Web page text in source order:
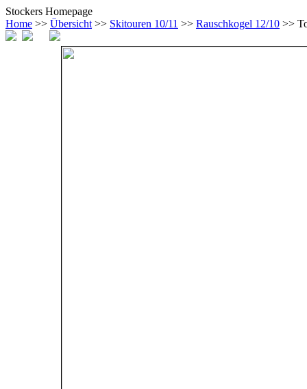
Stockers Homepage
Home >> Übersicht >> Skitouren 10/11 >> Rauschkogel 12/10 >>